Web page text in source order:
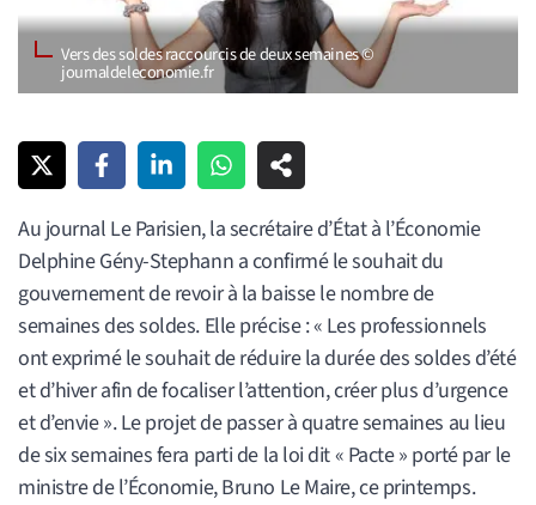
Vers des soldes raccourcis de deux semaines ©
journaldeleconomie.fr
Au journal Le Parisien, la secrétaire d’État à l’Économie
Delphine Gény-Stephann a confirmé le souhait du
gouvernement de revoir à la baisse le nombre de
semaines des soldes. Elle précise : « Les professionnels
ont exprimé le souhait de réduire la durée des soldes d’été
et d’hiver afin de focaliser l’attention, créer plus d’urgence
et d’envie ». Le projet de passer à quatre semaines au lieu
de six semaines fera parti de la loi dit « Pacte » porté par le
ministre de l’Économie, Bruno Le Maire, ce printemps.